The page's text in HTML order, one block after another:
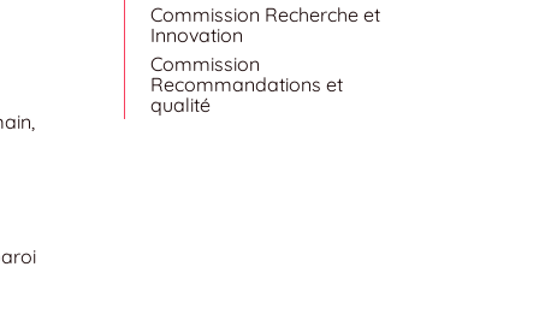
Commission Recherche et
Innovation
Commission
Recommandations et
qualité